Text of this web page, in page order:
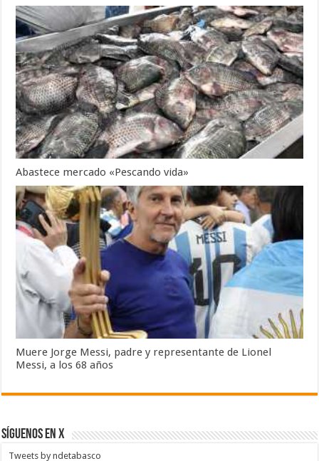
Abastece mercado «Pescando vida»
Muere Jorge Messi, padre y representante de Lionel
Messi, a los 68 años
SÍGUENOS EN X
Tweets by ndetabasco